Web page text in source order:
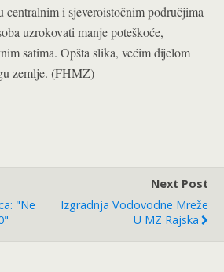
centralnim i sjeveroistočnim područjima
uzrokovati manje poteškoće,
satima. Opšta slika, većim dijelom
zemlje. (FHMZ)
"Ne
Next Post
Izgradnja Vodovodne Mreže
U MZ Rajska